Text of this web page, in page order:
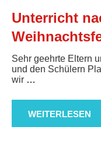
Unterricht
Sehr geehrte Eltern
und den Schülern
wir …
WEITERLESEN